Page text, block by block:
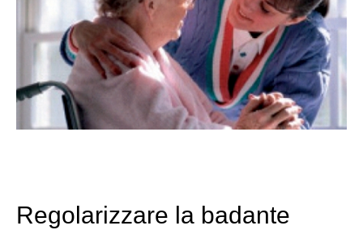
Regolarizzare la badante